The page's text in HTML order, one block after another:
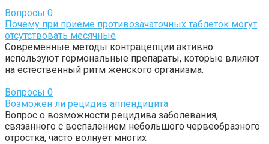
Вопросы 0
Почему при приеме противозачаточных таблеток могут
отсутствовать месячные
Современные методы контрацепции активно
используют гормональные препараты, которые влияют
на естественный ритм женского организма.
Вопросы 0
Возможен ли рецидив аппендицита
Вопрос о возможности рецидива заболевания,
связанного с воспалением небольшого червеобразного
отростка, часто волнует многих